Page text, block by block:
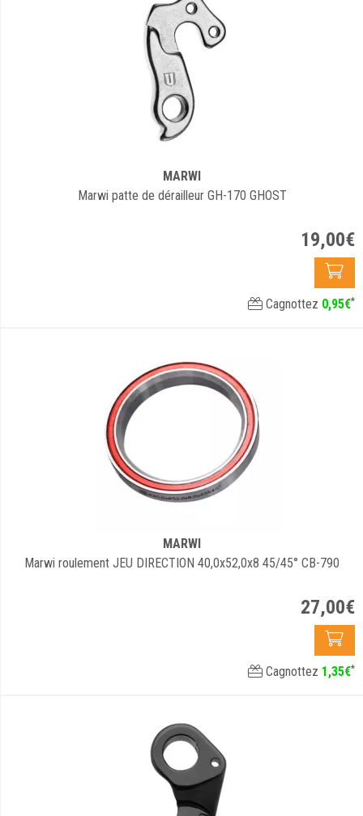
MARWI
Marwi patte de dérailleur GH-170 GHOST
19,00€
Cagnottez 0,95€*
MARWI
Marwi roulement JEU DIRECTION 40,0x52,0x8 45/45° CB-790
27,00€
Cagnottez 1,35€*